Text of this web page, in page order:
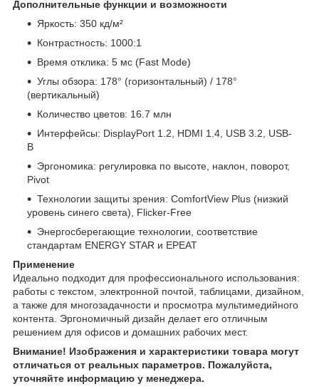
Дополнительные функции и возможности
Яркость: 350 кд/м²
Контрастность: 1000:1
Время отклика: 5 мс (Fast Mode)
Углы обзора: 178° (горизонтальный) / 178°
(вертикальный)
Количество цветов: 16.7 млн
Интерфейсы: DisplayPort 1.2, HDMI 1.4, USB 3.2, USB-
B
Эргономика: регулировка по высоте, наклон, поворот,
Pivot
Технологии защиты зрения: ComfortView Plus (низкий
уровень синего света), Flicker-Free
Энергосберегающие технологии, соответствие
стандартам ENERGY STAR и EPEAT
Применение
Идеально подходит для профессионального использования:
работы с текстом, электронной почтой, таблицами, дизайном,
а также для многозадачности и просмотра мультимедийного
контента. Эргономичный дизайн делает его отличным
решением для офисов и домашних рабочих мест.
Внимание! Изображения и характеристики товара могут
отличаться от реальных параметров. Пожалуйста,
уточняйте информацию у менеджера.